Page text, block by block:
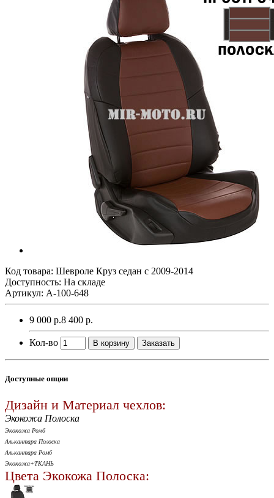
Код товара: Шевроле Круз седан с 2009-2014
Доступность: На складе
Артикул: A-100-648
9 000 р.8 400 р.
Кол-во В корзину Заказать
Доступные опции
Дизайн и Материал чехлов:
Экокожа Полоска
Экокожа Ромб
Алькантара Полоска
Алькантара Ромб
Экокожа+ТКАНЬ
Цвета Экокожа Полоска: